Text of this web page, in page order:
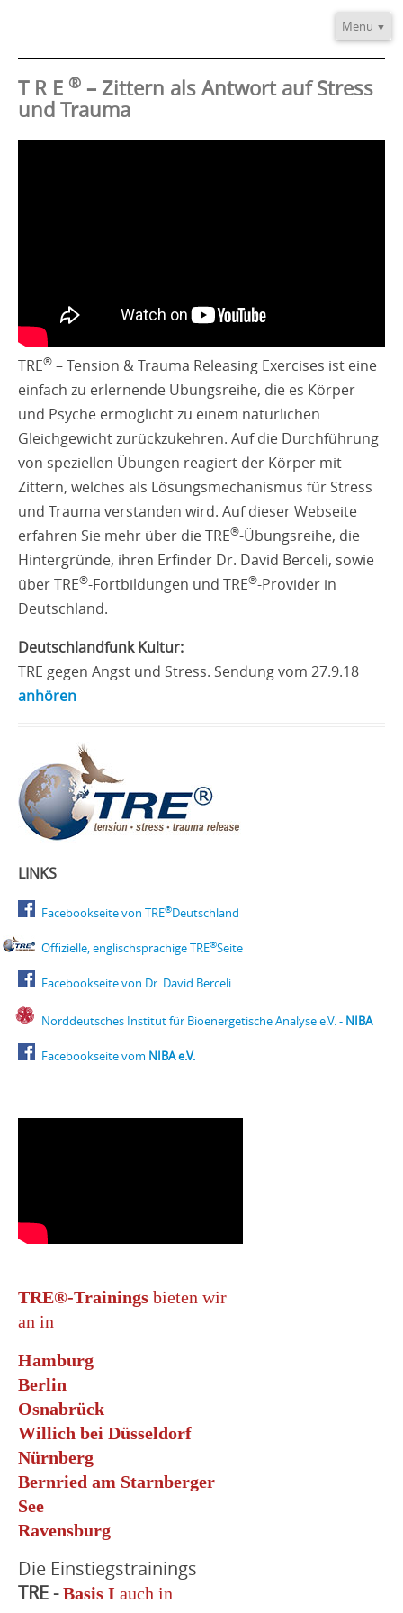
Informationen
Fortbildung
Menü
T R E ® – Zittern als Antwort auf Stress
und Trauma
TRE® – Tension & Trauma Releasing Exercises ist eine
einfach zu erlernende Übungsreihe, die es Körper
und Psyche ermöglicht zu einem natürlichen
Gleichgewicht zurückzukehren. Auf die Durchführung
von speziellen Übungen reagiert der Körper mit
Zittern, welches als Lösungsmechanismus für Stress
und Trauma verstanden wird. Auf dieser Webseite
erfahren Sie mehr über die TRE®-Übungsreihe, die
Hintergründe, ihren Erfinder Dr. David Berceli, sowie
über TRE®-Fortbildungen und TRE®-Provider in
Deutschland.
Deutschlandfunk Kultur:
TRE gegen Angst und Stress. Sendung vom 27.9.18
anhören
LINKS
Facebookseite von TRE®Deutschland
Offizielle, englischsprachige TRE®Seite
Facebookseite von Dr. David Berceli
Norddeutsches Institut für Bioenergetische Analyse e.V. - NIBA
Facebookseite vom NIBA e.V.
TRE®-Trainings bieten wir
an in
Hamburg
Berlin
Osnabrück
Willich bei Düsseldorf
Nürnberg
Bernried am Starnberger
See
Ravensburg
Die Einstiegstrainings
TRE -Basis I auch in